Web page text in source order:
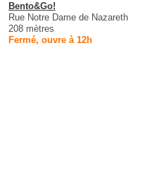
Bento&Go!
Rue Notre Dame de Nazareth
208 mètres
Fermé, ouvre à 12h